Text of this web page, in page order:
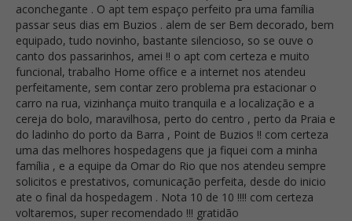
aconchegante . O apt tem espaço perfeito pra uma família
passar seus dias em Buzios . alem de ser Bem decorado, bem
equipado, tudo novinho, bastante silencioso, so se ouve o
canto dos passarinhos, amei !! o apt com certeza e muito
funcional, trabalho Home office e a internet nos atendeu
perfeitamente, sem contar zero problema pra estacionar o
carro na rua, vizinhança muito tranquila e a localização e a
cereja do bolo, maravilhosa, perto do centro , perto da Praia e
do ladinho do porto da Barra , Point de Buzios !! com certeza
uma das melhores hospedagens que ja fiquei com a minha
família , e a equipe da Omar do Rio que nos atendeu sempre
solicitos e prestativos, comunicação perfeita, desde do inicio
ate o final da hospedagem . Nota 10 de 10 !!!! com certeza
voltaremos, super recomendado !!! gratidão